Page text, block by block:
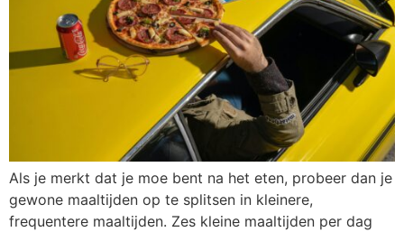
Als je merkt dat je moe bent na het eten, probeer dan je
gewone maaltijden op te splitsen in kleinere,
frequentere maaltijden. Zes kleine maaltijden per dag